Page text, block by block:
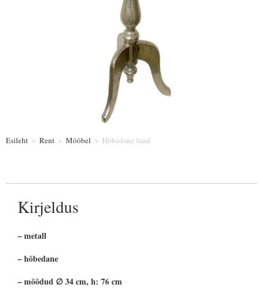
Esileht > Rent > Mööbel > Hõbedane laud
Kirjeldus
– metall
– hõbedane
– mõõdud ∅ 34 cm, h: 76 cm